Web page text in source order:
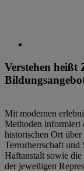
Verstehen heißt
Mit modernen
Methoden informiert
historischen Ort
Terrorherrschaft
Haftanstalt sowie
der jeweiligen